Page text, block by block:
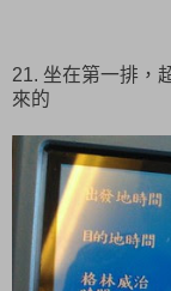
21. 坐在第一排，
來的